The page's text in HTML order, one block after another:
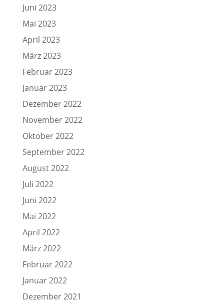
Juni 2023
Mai 2023
April 2023
März 2023
Februar 2023
Januar 2023
Dezember 2022
November 2022
Oktober 2022
September 2022
August 2022
Juli 2022
Juni 2022
Mai 2022
April 2022
März 2022
Februar 2022
Januar 2022
Dezember 2021